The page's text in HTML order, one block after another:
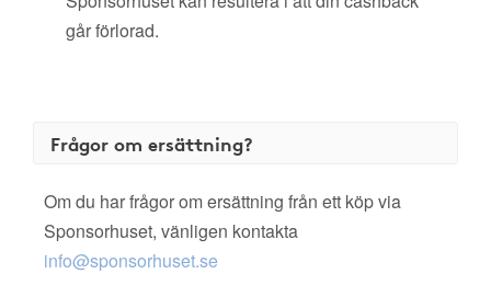
går förlorad.
Frågor om ersättning?
Om du har frågor om ersättning från ett köp via
Sponsorhuset, vänligen kontakta
info@sponsorhuset.se